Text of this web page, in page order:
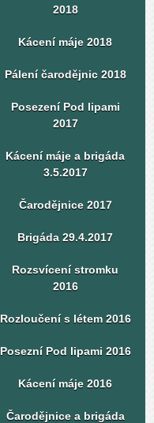
2018
Kácení máje 2018
Pálení čarodějnic 2018
Posezení Pod lipami
2017
Kácení máje a brigáda
3.5.2017
Čarodějnice 2017
Brigáda 29.4.2017
Rozsvícení stromku
2016
Rozloučení s létem 2016
Posezní Pod lipami 2016
Kácení máje 2016
Čarodějnice a brigáda